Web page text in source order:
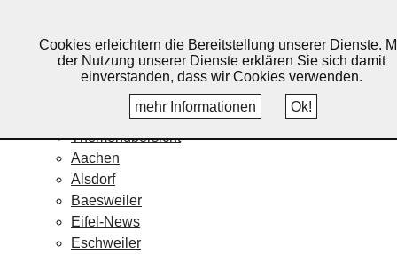
Home
Veranstaltungskalender
Themenübersicht
Aachen
Alsdorf
Baesweiler
Eifel-News
Eschweiler
Cookies erleichtern die Bereitstellung unserer Dienste.
der Nutzung unserer Dienste erklären Sie sich damit
einverstanden, dass wir Cookies verwenden.
mehr Informationen
Ok!